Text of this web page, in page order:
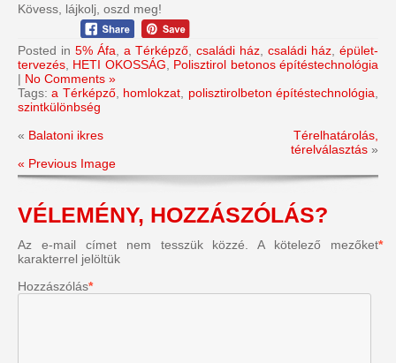
Kövess, lájkolj, oszd meg!
Posted in 5% Áfa a Térképző családi ház családi ház épület-
tervezés HETI OKOSSÁG
Polisztirol betonos építéstechnológia
| No Comments »
Tags:a Térképző, homlokzat polisztirolbeton építéstechnológia
szintkülönbség
« Balatoni ikres
Térelhatárolás,
térelválasztás »
« Previous Image
VÉLEMÉNY, HOZZÁSZÓLÁS?
Az e-mail címet nem tesszük közzé. A kötelező mezőket*
karakterrel jelöltük
Hozzászólás*